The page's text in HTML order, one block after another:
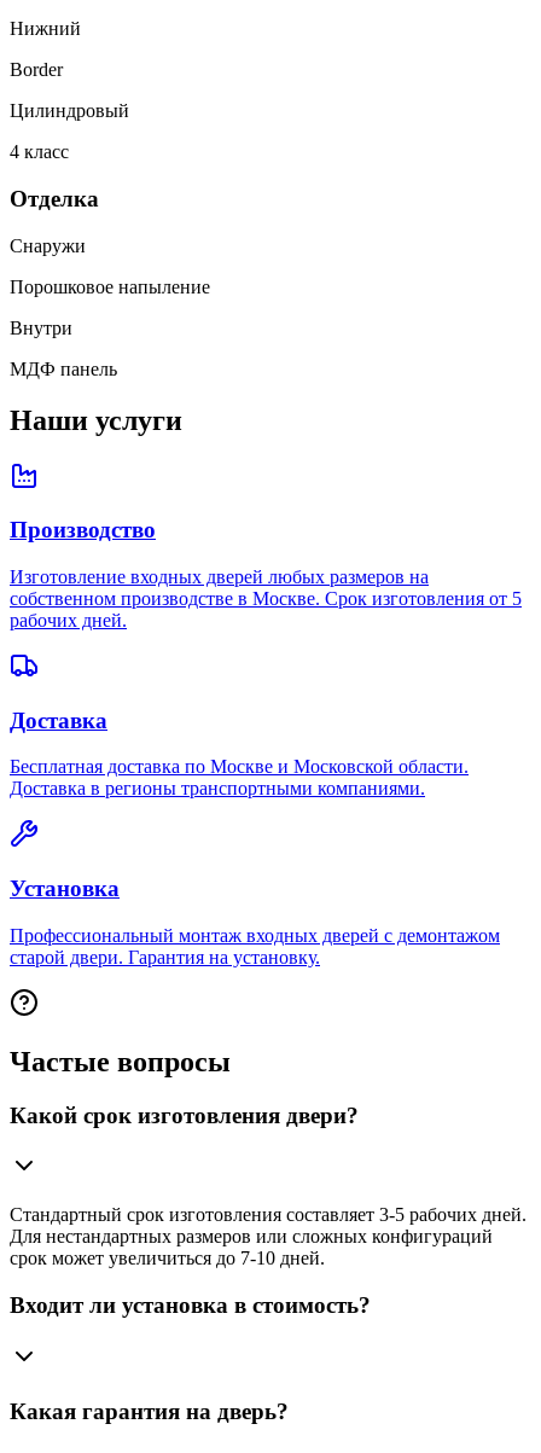
Нижний
Border
Цилиндровый
4 класс
Отделка
Снаружи
Порошковое напыление
Внутри
МДФ панель
Наши услуги
Производство
Изготовление входных дверей любых размеров на
собственном производстве в Москве. Срок изготовления от 5
рабочих дней.
Доставка
Бесплатная доставка по Москве и Московской области.
Доставка в регионы транспортными компаниями.
Установка
Профессиональный монтаж входных дверей с демонтажом
старой двери. Гарантия на установку.
Частые вопросы
Какой срок изготовления двери?
Стандартный срок изготовления составляет 3-5 рабочих дней.
Для нестандартных размеров или сложных конфигураций
срок может увеличиться до 7-10 дней.
Входит ли установка в стоимость?
Какая гарантия на дверь?